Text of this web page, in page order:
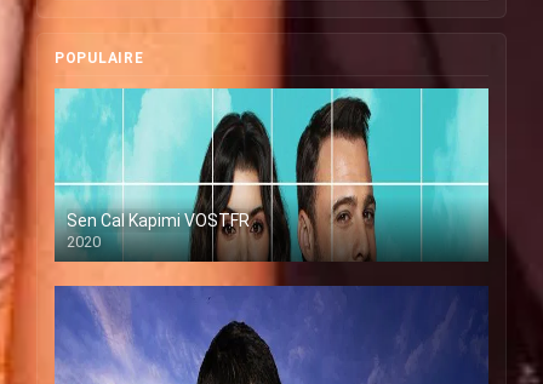
POPULAIRE
Sen Cal Kapimi VOSTFR
2020